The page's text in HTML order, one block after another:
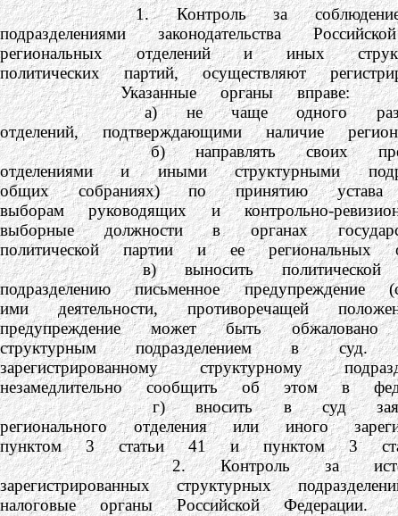
1. Контроль за соблюдением
подразделениями законодательства
региональных отделений и иных
политических партий, осуществляют
Указанные органы вправе:
а) не чаще одного раза в год
отделений, подтверждающими наличие
б) направлять своих
отделениями и иными структурными
общих собраниях) по принятию
выборам руководящих и контрольно-
выборные должности в органах
политической партии и ее региональных
в) выносить политической партии,
подразделению письменное
ими деятельности, противоречащей
предупреждение может быть
структурным подразделением в
зарегистрированному структурному
незамедлительно сообщить об этом в
г) вносить в суд заявление о
регионального отделения или иного
пунктом 3 статьи 41 и пунктом 3
2. Контроль за источниками
зарегистрированных структурных
налоговые органы Российской Федерации.